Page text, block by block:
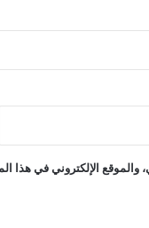
الإلكتروني في هذا